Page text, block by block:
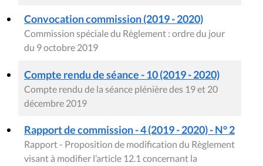
Convocation commission (2019 - 2020)
Commission spéciale du Règlement : ordre du jour
du 9 octobre 2019
Compte rendu de séance - 10 (2019 - 2020)
Compte rendu de la séance plénière des 19 et 20
décembre 2019
Rapport de commission - 4 (2019 - 2020) - N° 2
Rapport - Proposition de modification du Règlement
visant à modifier l’article 12.1 concernant la